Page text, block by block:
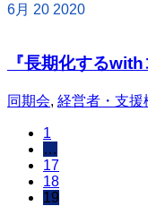
6月 20 2020
『長期化する
同期会, 経営者・支援
1
…
17
18
19